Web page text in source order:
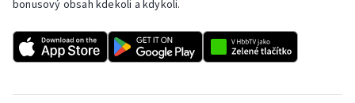
Olympijské hry
Parasport
bonusový obsah kdekoli a kdykoli.